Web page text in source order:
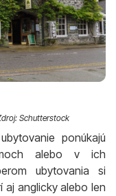
Schutterstock
ponúkajú
alebo v ich
ubytovania si
anglicky alebo len